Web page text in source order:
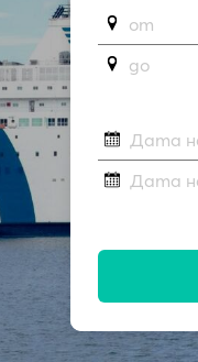
от
до
Дата
Дата